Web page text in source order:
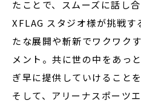
たことで、スムーズに話し
XFLAG スタジオ様が挑戦
たな展開や斬新でワクワク
メント。共に世の中をあっ
ぎ早に提供していけること
そして、アリーナスポーツ